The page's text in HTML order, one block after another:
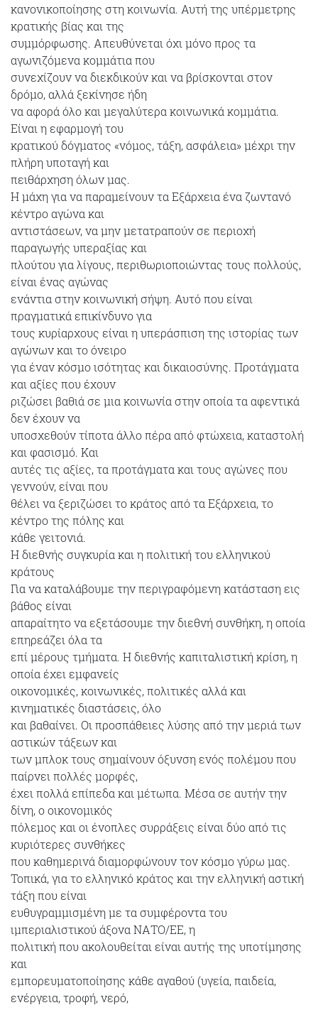
κανονικοποίησης στη κοινωνία. Αυτή της υπέρμετρης
κρατικής βίας και της
συμμόρφωσης. Απευθύνεται όχι μόνο προς τα
αγωνιζόμενα κομμάτια που
συνεχίζουν να διεκδικούν και να βρίσκονται στον
δρόμο, αλλά ξεκίνησε ήδη
να αφορά όλο και μεγαλύτερα κοινωνικά κομμάτια.
Είναι η εφαρμογή του
κρατικού δόγματος «νόμος, τάξη, ασφάλεια» μέχρι την
πλήρη υποταγή και
πειθάρχηση όλων μας.
Η μάχη για να παραμείνουν τα Εξάρχεια ένα ζωντανό
κέντρο αγώνα και
αντιστάσεων, να μην μετατραπούν σε περιοχή
παραγωγής υπεραξίας και
πλούτου για λίγους, περιθωριοποιώντας τους πολλούς,
είναι ένας αγώνας
ενάντια στην κοινωνική σήψη. Αυτό που είναι
πραγματικά επικίνδυνο για
τους κυρίαρχους είναι η υπεράσπιση της ιστορίας των
αγώνων και το όνειρο
για έναν κόσμο ισότητας και δικαιοσύνης. Προτάγματα
και αξίες που έχουν
ριζώσει βαθιά σε μια κοινωνία στην οποία τα αφεντικά
δεν έχουν να
υποσχεθούν τίποτα άλλο πέρα από φτώχεια, καταστολή
και φασισμό. Και
αυτές τις αξίες, τα προτάγματα και τους αγώνες που
γεννούν, είναι που
θέλει να ξεριζώσει το κράτος από τα Εξάρχεια, το
κέντρο της πόλης και
κάθε γειτονιά.
Η διεθνής συγκυρία και η πολιτική του ελληνικού
κράτους
Για να καταλάβουμε την περιγραφόμενη κατάσταση εις
βάθος είναι
απαραίτητο να εξετάσουμε την διεθνή συνθήκη, η οποία
επηρεάζει όλα τα
επί μέρους τμήματα. Η διεθνής καπιταλιστική κρίση, η
οποία έχει εμφανείς
οικονομικές, κοινωνικές, πολιτικές αλλά και
κινηματικές διαστάσεις, όλο
και βαθαίνει. Οι προσπάθειες λύσης από την μεριά των
αστικών τάξεων και
των μπλοκ τους σημαίνουν όξυνση ενός πολέμου που
παίρνει πολλές μορφές,
έχει πολλά επίπεδα και μέτωπα. Μέσα σε αυτήν την
δίνη, ο οικονομικός
πόλεμος και οι ένοπλες συρράξεις είναι δύο από τις
κυριότερες συνθήκες
που καθημερινά διαμορφώνουν τον κόσμο γύρω μας.
Τοπικά, για το ελληνικό κράτος και την ελληνική αστική
τάξη που είναι
ευθυγραμμισμένη με τα συμφέροντα του
ιμπεριαλιστικού άξονα ΝΑΤΟ/ΕΕ, η
πολιτική που ακολουθείται είναι αυτής της υποτίμησης
και
εμπορευματοποίησης κάθε αγαθού (υγεία, παιδεία,
ενέργεια, τροφή, νερό,